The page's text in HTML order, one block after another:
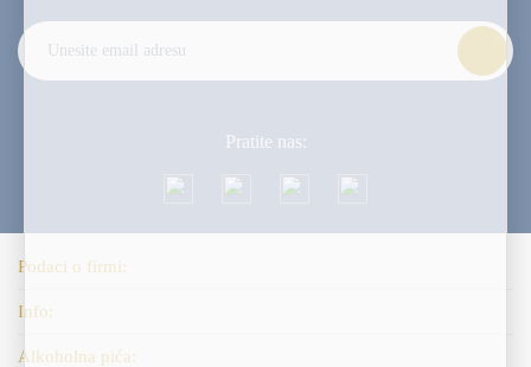
Pratite nas:
Podaci o firmi:
Info:
Alkoholna pića: